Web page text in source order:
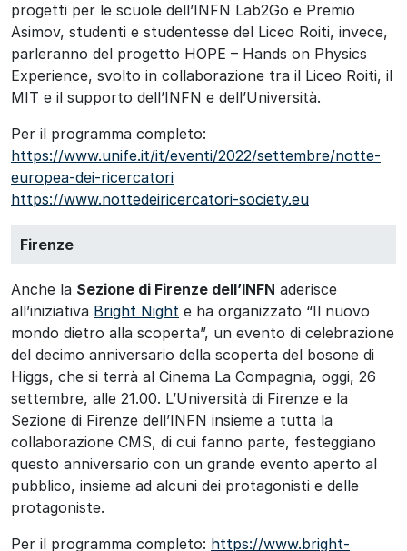
progetti per le scuole dell’INFN Lab2Go e Premio
Asimov, studenti e studentesse del Liceo Roiti, invece,
parleranno del progetto HOPE – Hands on Physics
Experience, svolto in collaborazione tra il Liceo Roiti, il
MIT e il supporto dell’INFN e dell’Università.
Per il programma completo:
https://www.unife.it/it/eventi/2022/settembre/notte-
europea-dei-ricercatori
https://www.nottedeiricercatori-society.eu
Firenze
Anche la Sezione di Firenze dell’INFN aderisce
all’iniziativa Bright Night e ha organizzato “Il nuovo
mondo dietro alla scoperta”, un evento di celebrazione
del decimo anniversario della scoperta del bosone di
Higgs, che si terrà al Cinema La Compagnia, oggi, 26
settembre, alle 21.00. L’Università di Firenze e la
Sezione di Firenze dell’INFN insieme a tutta la
collaborazione CMS, di cui fanno parte, festeggiano
questo anniversario con un grande evento aperto al
pubblico, insieme ad alcuni dei protagonisti e delle
protagoniste.
Per il programma completo: https://www.bright-